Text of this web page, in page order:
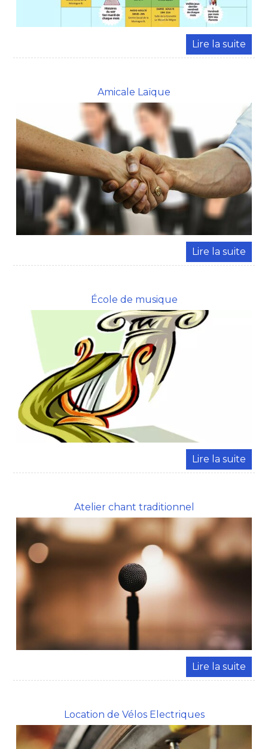
Amicale Laïque
École de musique
Atelier chant traditionnel
Location de Vélos Electriques